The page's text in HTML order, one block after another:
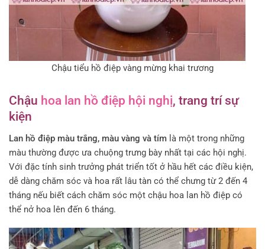
Chậu tiểu hồ điệp vàng mừng khai trương
Chậu hoa lan hồ điệp hội nghị, trang trí sự
kiện
Lan hồ điệp màu trắng, màu vàng và tím là một trong những
màu thường được ưa chuộng trưng bày nhất tại các hội nghị.
Với đặc tính sinh trưởng phát triển tốt ở hầu hết các điều kiện,
dễ dàng chăm sóc và hoa rất lâu tàn có thể chưng từ 2 đến 4
tháng nếu biết cách chăm sóc một chậu hoa lan hồ điệp có
thể nở hoa lên đến 6 tháng.